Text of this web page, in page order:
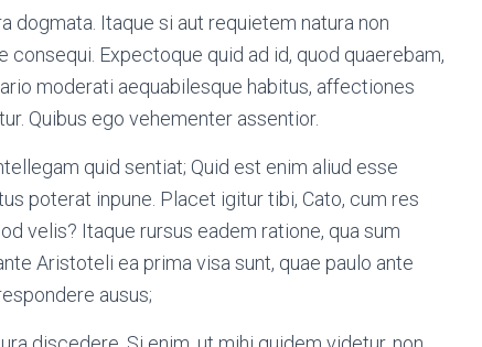
dogmata. Itaque si aut requietem natura non
Expectoque quid ad id, quod quaerebam,
moderati aequabilesque habitus, affectiones
Quibus ego vehementer assentior.
quid sentiat; Quid est enim aliud esse
poterat inpune. Placet igitur tibi, Cato, cum res
velis? Itaque rursus eadem ratione, qua sum
Aristoteli ea prima visa sunt, quae paulo ante
ausus;